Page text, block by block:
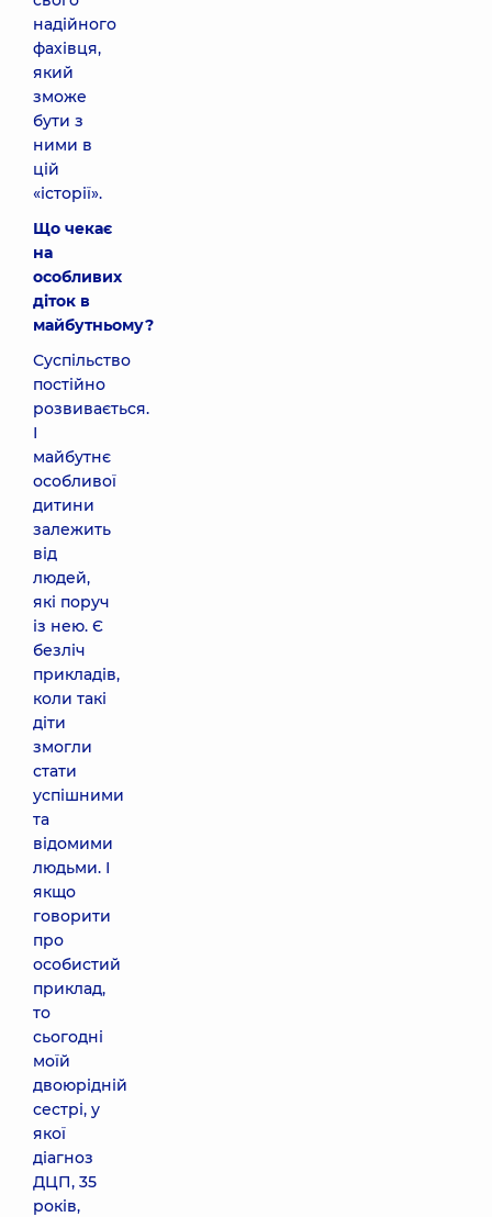
надійного
фахівця,
який
зможе
бути з
ними в
цій
«історії».
Що чекає
на
особливих
діток в
майбутньому?
Суспільство
постійно
розвивається.
І
майбутнє
особливої
дитини
залежить
від
людей,
які поруч
із нею. Є
безліч
прикладів,
коли такі
діти
змогли
стати
успішними
та
відомими
людьми. І
якщо
говорити
про
особистий
приклад,
то
сьогодні
моїй
двоюрідній
сестрі, у
якої
діагноз
ДЦП, 35
років,